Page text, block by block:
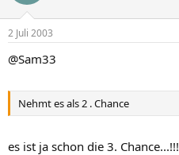
2 Juli 2003
@Sam33
Nehmt es als 2 . Chance
es ist ja schon die 3. Chance...!!!